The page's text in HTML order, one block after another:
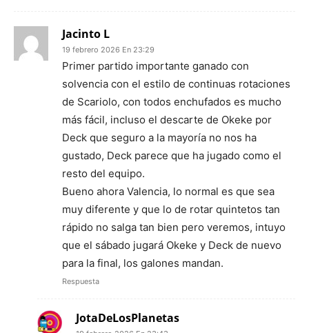
Jacinto L
19 febrero 2026 En 23:29
Primer partido importante ganado con
solvencia con el estilo de continuas rotaciones
de Scariolo, con todos enchufados es mucho
más fácil, incluso el descarte de Okeke por
Deck que seguro a la mayoría no nos ha
gustado, Deck parece que ha jugado como el
resto del equipo.
Bueno ahora Valencia, lo normal es que sea
muy diferente y que lo de rotar quintetos tan
rápido no salga tan bien pero veremos, intuyo
que el sábado jugará Okeke y Deck de nuevo
para la final, los galones mandan.
Respuesta
JotaDeLosPlanetas